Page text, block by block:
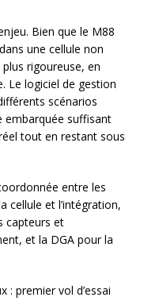
Bien que le M88
une cellule non
rigoureuse, en
Le logiciel de gestion
scénarios
embarquée suffisant
tout en restant sous
entre les
cellule et l’intégration,
capteurs et
et la DGA pour la
: premier vol d’essai